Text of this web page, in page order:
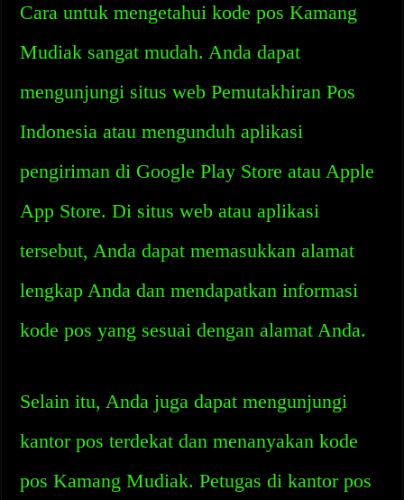
Cara untuk mengetahui kode pos Kamang
Mudiak sangat mudah. Anda dapat
mengunjungi situs web Pemutakhiran Pos
Indonesia atau mengunduh aplikasi
pengiriman di Google Play Store atau Apple
App Store. Di situs web atau aplikasi
tersebut, Anda dapat memasukkan alamat
lengkap Anda dan mendapatkan informasi
kode pos yang sesuai dengan alamat Anda.
Selain itu, Anda juga dapat mengunjungi
kantor pos terdekat dan menanyakan kode
pos Kamang Mudiak. Petugas di kantor pos